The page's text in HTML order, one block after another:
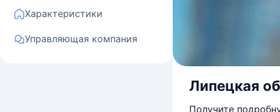
Характеристики
Управляющая компания
Липецкая
Получите